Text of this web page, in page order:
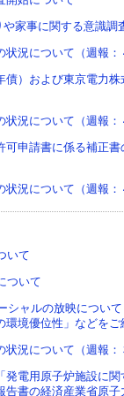
や家事に関する意識調
状況について（週報：
）および東京電力
状況について（週報：
申請書に係る補正
状況について（週報：
いて
ついて
シャルの放映につい
環境優位性」などをご
状況について（週報：
電用原子炉施設に
書の経済産業省原